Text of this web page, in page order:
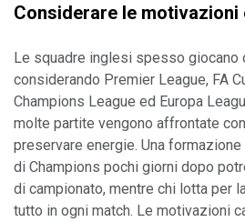
Considerare le motivazioni
Le squadre inglesi spesso giocano
considerando Premier League, FA
Champions League ed Europa
molte partite vengono affrontate
preservare energie. Una
di Champions pochi giorni dopo
di campionato, mentre chi lotta per
tutto in ogni match. Le motivazioni